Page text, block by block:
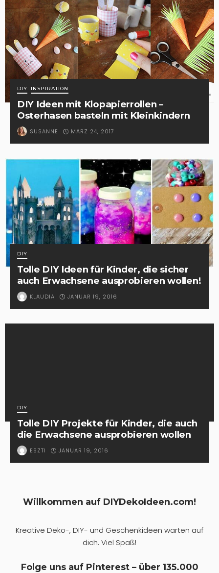
DIY INSPIRATION
DIY Ideen mit Klopapierrollen –
Osterhasen basteln mit Kleinkindern
SUSANNE MÄRZ 24, 2017
DIY
Tolle DIY Ideen für Kinder, die sicher
auch Erwachsene ausprobieren wollen!
KLAUDIA JANUAR 19, 2016
DIY
Tolle DIY Projekte für Kinder, die auch
die Erwachsene ausprobieren wollen
ESZTI JANUAR 19, 2016
Willkommen auf DIYDekoIdeen.com!
Kreative Deko-, DIY- und Geschenkideen warten auf
dich. Viel Spaß!
Folge uns auf Pinterest – über 135.000